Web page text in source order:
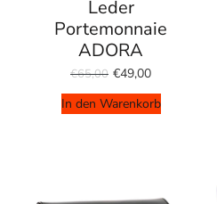
Leder
Portemonnaie
ADORA
€65,00 €49,00
In den Warenkorb